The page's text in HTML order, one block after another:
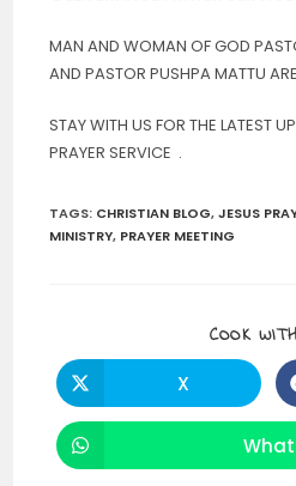
MAN AND WOMAN OF GOD
AND PASTOR PUSHPA MATTU
STAY WITH US FOR THE LATEST
PRAYER SERVICE .
TAGS: CHRISTIAN BLOG, JESUS
MINISTRY, PRAYER MEETING
COOK
Opens
in
a
X
in